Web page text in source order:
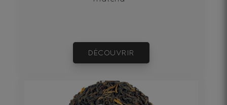
DÉCOUVRIR